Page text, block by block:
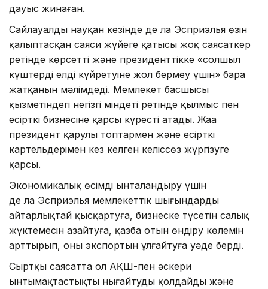
дауыс жинаған.
Сайлауалды науқан кезінде де ла Эсприэлья өзін
қалыптасқан саяси жүйеге қатысы жоқ саясаткер
ретінде көрсетті және президенттікке «солшыл
күштердің елді күйретуіне жол бермеу үшін» бара
жатқанын мәлімдеді. Мемлекет басшысы
қызметіндегі негізгі міндеті ретінде қылмыс пен
есірткі бизнесіне қарсы күресті атады. Жаңа
президент қарулы топтармен және есірткі
картельдерімен кез келген келіссөз жүргізуге
қарсы.
Экономикалық өсімді ынталандыру үшін
де ла Эсприэлья мемлекеттік шығындарды
айтарлықтай қысқартуға, бизнеске түсетін салық
жүктемесін азайтуға, қазба отын өндіру көлемін
арттырып, оның экспортын ұлғайтуға уәде берді.
Сыртқы саясатта ол АҚШ-пен әскери
ынтымақтастықты нығайтуды қолдайды және